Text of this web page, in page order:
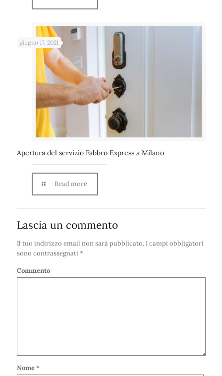
giugno 17, 2021
Apertura del servizio Fabbro Express a Milano
Read more
Lascia un commento
Il tuo indirizzo email non sarà pubblicato.I campi obbligatori
sono contrassegnati *
Commento
Nome*